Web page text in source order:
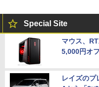
Special Site
マウス、
5,000円オ
レイズのプ